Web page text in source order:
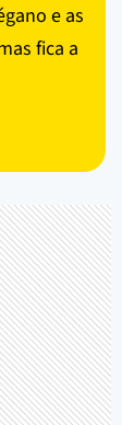
e as
fica a